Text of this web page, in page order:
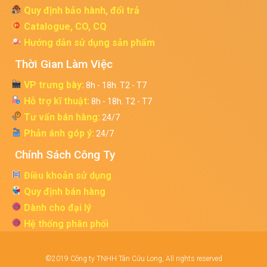
Quy định bảo hành, đổi trả
Catalogue, CO, CQ
Hướng dẫn sử dụng sản phẩm
Thời Gian Làm Việc
VP trưng bày: 8h - 18h. T2 - T7
Hỗ trợ kĩ thuật: 8h - 18h. T2 - T7
Tư vấn bán hàng: 24/7
Phản ánh góp ý: 24/7
Chính Sách Công Ty
Điều khoản sử dụng
Quy định bán hàng
Dành cho đại lý
Hệ thống phân phối
©2019 Công ty TNHH Tân Cửu Long, All rights reserved